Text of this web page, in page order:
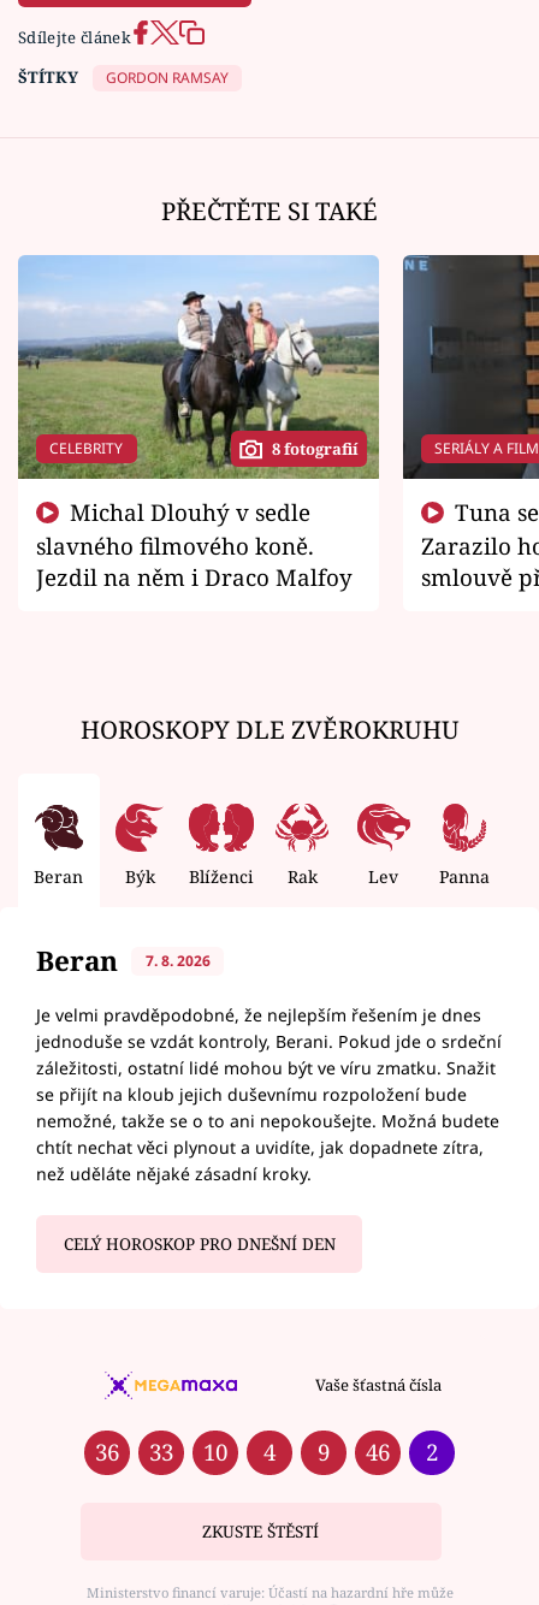
Sdílejte článek
ŠTÍTKY
GORDON RAMSAY
PŘEČTĚTE SI TAKÉ
CELEBRITY 8 fotografií
slavného filmového koně.
Jezdil na něm i Draco Malfoy
SERIÁLY A
Zarazilo
smlouvě
HOROSKOPY DLE ZVĚROKRUHU
Beran Býk Blíženci Rak Lev Panna
Beran 7. 8. 2026
Je velmi pravděpodobné, že nejlepším řešením je dnes
jednoduše se vzdát kontroly, Berani. Pokud jde o srdeční
záležitosti, ostatní lidé mohou být ve víru zmatku. Snažit
se přijít na kloub jejich duševnímu rozpoložení bude
nemožné, takže se o to ani nepokoušejte. Možná budete
chtít nechat věci plynout a uvidíte, jak dopadnete zítra,
než uděláte nějaké zásadní kroky.
CELÝ HOROSKOP PRO DNEŠNÍ DEN
Vaše šťastná čísla
36 33 10 4 9 46 2
ZKUSTE ŠTĚSTÍ
Ministerstvo financí varuje: Účastí na hazardní hře může